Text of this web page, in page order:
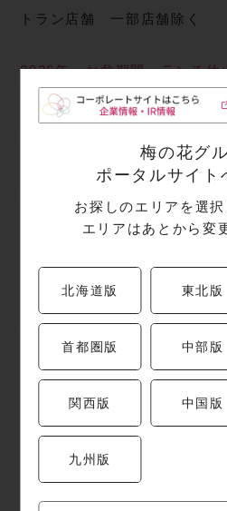
梅の花グ
ポータルサイト
お探しのエリアを選択
エリアはあとから変
北海道版 東北版
首都圏版 中部版
関西版 中国版
九州版
トラン店舗 一部店舗除く
2026年 お盆期間 ランチ休
2026年 お盆期間 ランチ休
一覧へ